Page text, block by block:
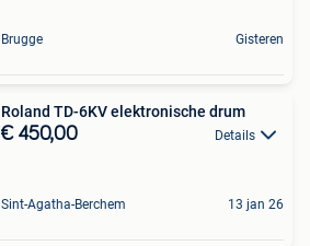
Brugge Gisteren
Roland TD-6KV elektronische drum
€ 450,00 Details
Sint-Agatha-Berchem 13 jan 26